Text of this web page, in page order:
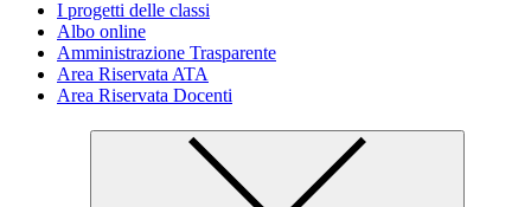
I progetti delle classi
Albo online
Amministrazione Trasparente
Area Riservata ATA
Area Riservata Docenti